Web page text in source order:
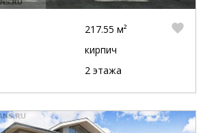
217.55 м²
кирпич
2 этажа